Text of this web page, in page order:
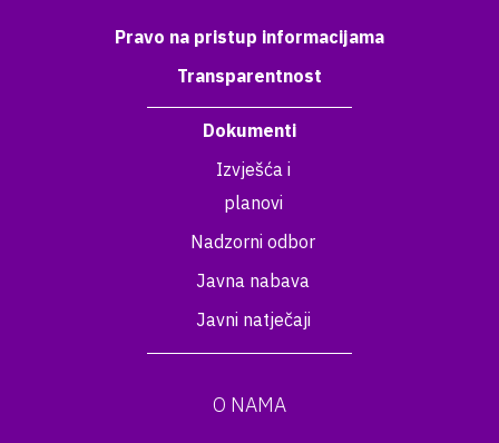
Pravo na pristup informacijama
Transparentnost
Dokumenti
Izvješća i
planovi
Nadzorni odbor
Javna nabava
Javni natječaji
O NAMA